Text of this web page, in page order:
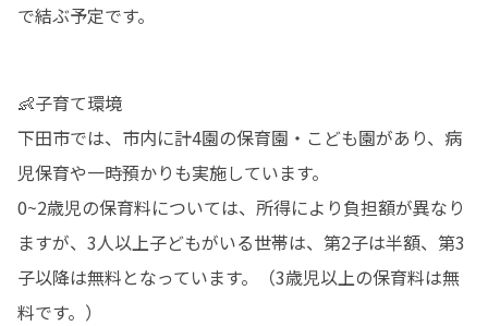
で結ぶ予定です。
👶子育て環境
下田市では、市内に計4園の保育園・こども園があり、病
児保育や一時預かりも実施しています。
0~2歳児の保育料については、所得により負担額が異なり
ますが、3人以上子どもがいる世帯は、第2子は半額、第3
子以降は無料となっています。（3歳児以上の保育料は無
料です。）